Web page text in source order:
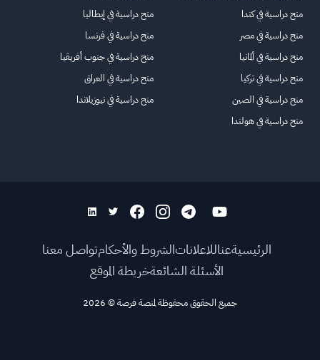
منح دراسية في كندا
منح دراسية في مصر
منح دراسية في ألمانيا
منح دراسية في تركيا
منح دراسية في الصين
منح دراسية في هولندا
منح دراسية في إيطاليا
منح دراسية في فرنسا
منح دراسية في جنوب أفريقيا
منح دراسية في العراق
منح دراسية في نيوزيلاندا
الرئيسيةعناللاعلاناتالشروط والأحكامتواصل معنا
الأسئلة الشائعةخريطة الموقع
جميع الحقوق محفوظة لمنصة فرصة©
2026